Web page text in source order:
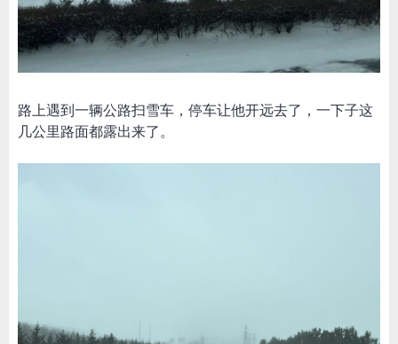
路上遇到一辆公路扫雪车，停车让他开远去了，一下子这
几公里路面都露出来了。